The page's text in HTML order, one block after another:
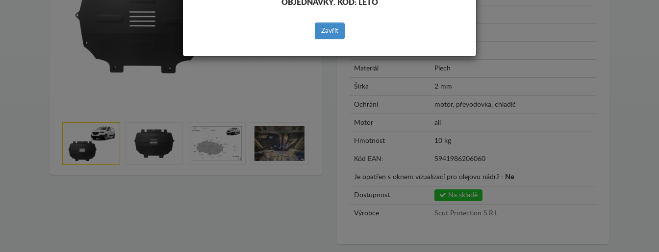
Materiál Plech
Šírka 2 mm
Ochrání motor, převodovka, chladič
Motor all
Hmotnost 10 kg
Kód EAN: 5941986206060
Je opatřen s oknem vizualizací pro olejovu nádrž : Ne
Dostupnost Na skladě
Výrobce Scut Protection S.R.L
OBJEDNÁVKY. KÓD: LETO
Zavřít